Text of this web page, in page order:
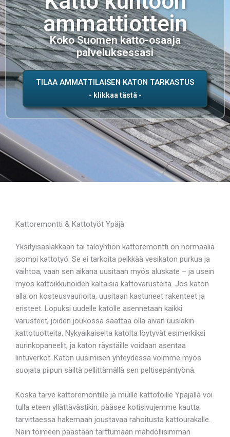
ammattiottein
Koko Suomen katto-osaaja
palveluksessasi
TILAA AMMATTILAISEN KATON TARKASTUS
Kattoremontti & Kattotyöt Ypäjä
Yksityisasiakkaan tai taloyhtiön kattoremontti on normaalia
isompi kattotyö. Se ei tarkoita pelkkää vesikaton purkua ja
vaihtoa, vaan sen aikana uusitaan myös aluskate – ja usein
myös kattoikkunoiden kaltaisia kattovarusteita. Jos katon
alla on kosteusvaurioita, uusitaan kastuneet rakenteet ja
eristeet. Lopuksi uudelle katolle asennetaan kaikki
varusteet, joiden joukossa saattaa olla aivan uusiakin
kattotuotteita. Nykyaikaiselta katolta löytyvät esimerkiksi
aurinkopaneelit, ja katon räystäille voidaan asentaa
lintuverkot. Katon uusimisen yhteydessä voimme myös
suojata piipun säiltä pellittämällä sen peltisepäntyönä.
Koska tarve kattoremontille ja muille kattotöille Ypäjällä voi
tulla eteen yllättävästikin, pääsee kotisivujemme kautta
tarvittaessa hakemaan joustavaa rahoitusta kattourakalle.
Näin toimeen päästään tarttumaan mahdollisimman